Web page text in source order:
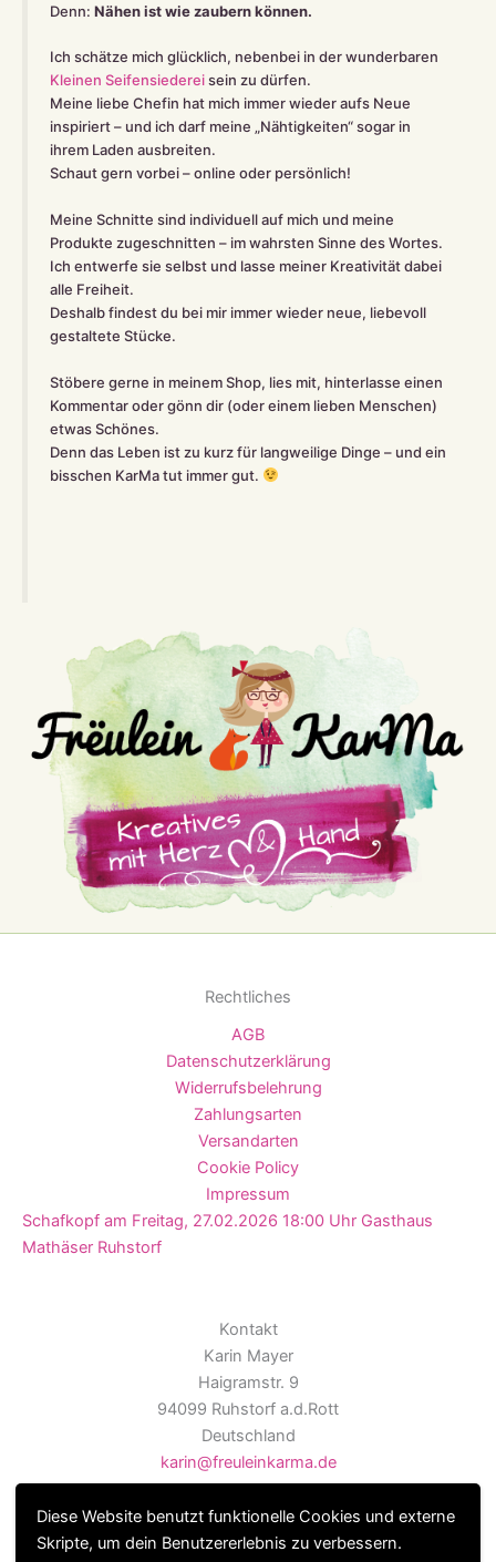
Diese Website benutzt funktionelle Cookies und externe
Skripte, um dein Benutzererlebnis zu verbessern.
Denn: Nähen ist wie zaubern können.
Ich schätze mich glücklich, nebenbei in der wunderbaren
Kleinen Seifensiedereisein zu dürfen.
Meine liebe Chefin hat mich immer wieder aufs Neue
inspiriert – und ich darf meine „Nähtigkeiten“ sogar in
ihrem Laden ausbreiten.
Schaut gern vorbei – online oder persönlich!
Meine Schnitte sind individuell auf mich und meine
Produkte zugeschnitten – im wahrsten Sinne des Wortes.
Ich entwerfe sie selbst und lasse meiner Kreativität dabei
alle Freiheit.
Deshalb findest du bei mir immer wieder neue, liebevoll
gestaltete Stücke.
Stöbere gerne in meinem Shop, lies mit, hinterlasse einen
Kommentar oder gönn dir (oder einem lieben Menschen)
etwas Schönes.
Denn das Leben ist zu kurz für langweilige Dinge – und ein
bisschen KarMa tut immer gut.
Rechtliches
AGB
Datenschutzerklärung
Widerrufsbelehrung
Zahlungsarten
Versandarten
Cookie Policy
Impressum
Schafkopf am Freitag, 27.02.2026 18:00 Uhr Gasthaus
Mathäser Ruhstorf
Kontakt
Karin Mayer
Haigramstr. 9
94099 Ruhstorf a.d.Rott
Deutschland
karin@freuleinkarma.de